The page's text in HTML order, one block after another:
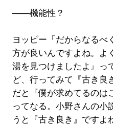
――機能性？
ヨッピー「だからなるべ
方が良いんですよね。よ
湯を見つけましたよ』っ
ど、行ってみて『古き良
だと『僕が求めてるのは
ってなる。小野さんの小
うと『古き良き』ですよ